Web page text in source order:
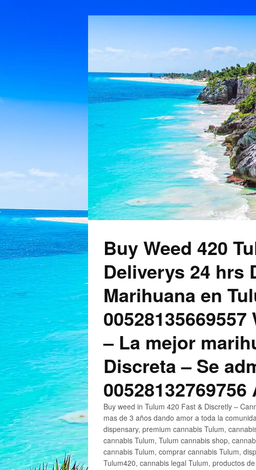
Buy Weed 420
Deliverys 24 hrs
Marihuana en
– La mejor
Discreta – Se
Buy weed in Tulum 420 Fast & Discretly –
mas de 3 años dando amor a toda la
dispensary, premium cannabis Tulum,
cannabis Tulum, Tulum cannabis shop,
cannabis Tulum, comprar cannabis Tulum,
Tulum420, cannabis legal Tulum, productos